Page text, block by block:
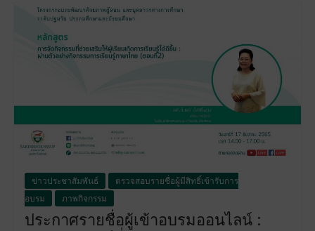
ข่าวประชาสัมพันธ์
ตรวจสอบรายชื่อผู้มีสิทธิ์เข้ารับการ
อบรม
ภาพกิจกรรม
ประกาศรายชื่อผู้เข้าอบรมออนไลน์ :